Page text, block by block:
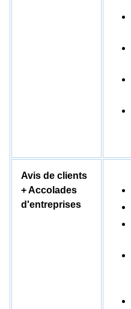
Avis de clients
+ Accolades
d'entreprises